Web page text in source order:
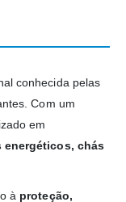
conhecida pelas
Com um
em
chás
à proteção,